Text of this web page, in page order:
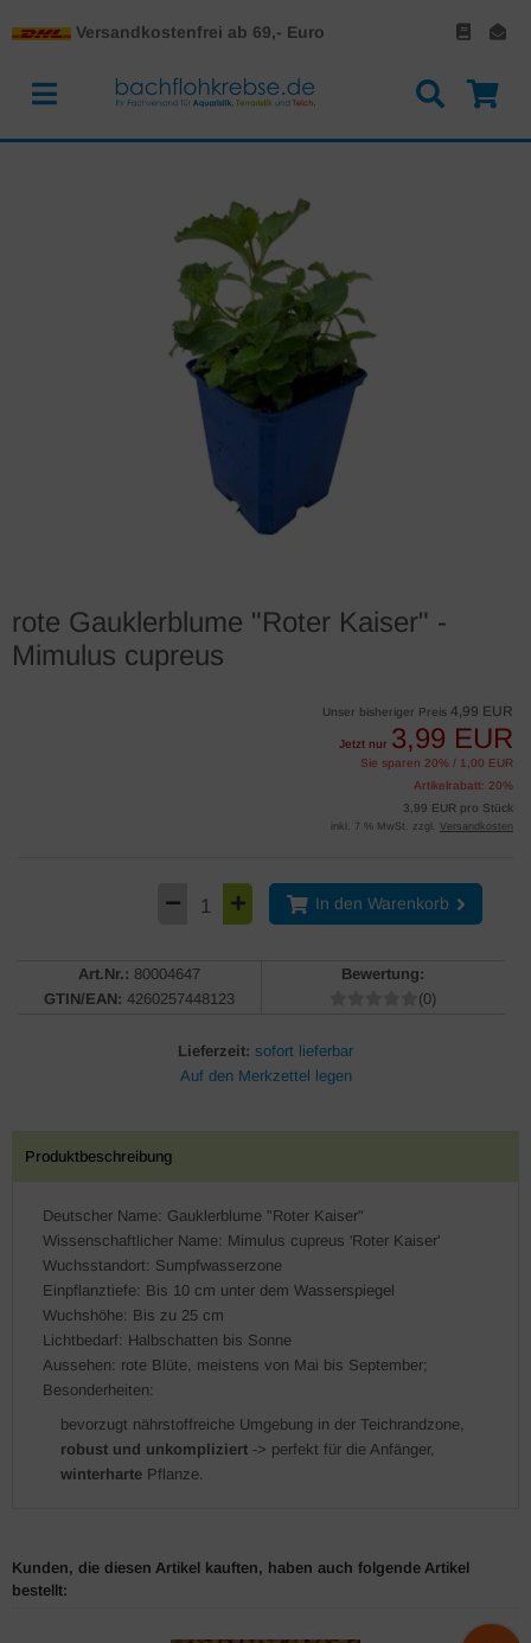
Versandkostenfrei ab 69,- Euro
rote Gauklerblume "Roter Kaiser" -
Mimulus cupreus
Unser bisheriger Preis 4,99 EUR
Jetzt nur 3,99 EUR
Sie sparen 20% / 1,00 EUR
Artikelrabatt: 20%
3,99 EUR pro Stück
inkl. 7 % MwSt. zzgl. Versandkosten
In den Warenkorb
Art.Nr.: 80004647
GTIN/EAN: 4260257448123
Bewertung:
(0)
Lieferzeit: sofort lieferbar
Produktbeschreibung
Deutscher Name: Gauklerblume "Roter Kaiser"
Wissenschaftlicher Name: Mimulus cupreus 'Roter Kaiser'
Wuchsstandort: Sumpfwasserzone
Einpflanztiefe: Bis 10 cm unter dem Wasserspiegel
Wuchshöhe: Bis zu 25 cm
Lichtbedarf: Halbschatten bis Sonne
Aussehen: rote Blüte, meistens von Mai bis September;
Besonderheiten:
bevorzugt nährstoffreiche Umgebung in der Teichrandzone,
robust und unkompliziert -> perfekt für die Anfänger,
winterharte Pflanze.
Kunden, die diesen Artikel kauften, haben auch folgende Artikel
bestellt: